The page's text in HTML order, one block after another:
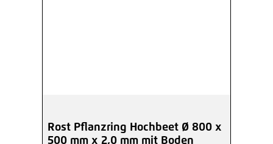
Rost Pflanzring Hochbeet Ø 800 x
500 mm x 2,0 mm mit Boden